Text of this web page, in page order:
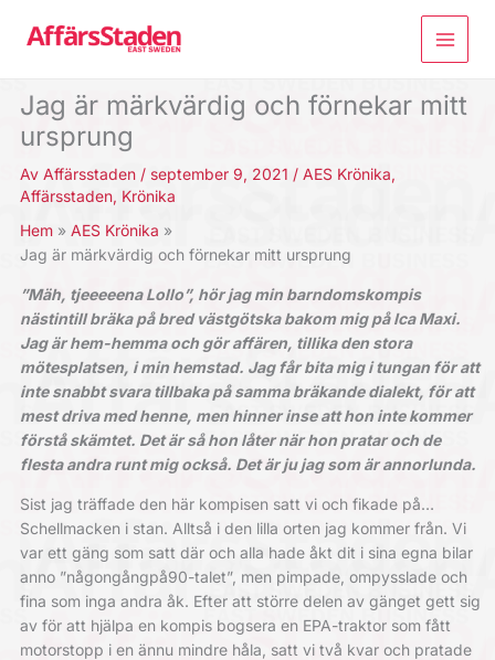
Jag är märkvärdig och förnekar mitt
ursprung
Av Affärsstaden / september 9, 2021 / AES Krönika,
Affärsstaden, Krönika
Hem
AES Krönika
Jag är märkvärdig och förnekar mitt ursprung
”Mäh, tjeeeeena Lollo”, hör jag min barndomskompis
nästintill bräka på bred västgötska bakom mig på Ica Maxi.
Jag är hem-hemma och gör affären, tillika den stora
mötesplatsen, i min hemstad. Jag får bita mig i tungan för att
inte snabbt svara tillbaka på samma bräkande dialekt, för att
mest driva med henne, men hinner inse att hon inte kommer
förstå skämtet. Det är så hon låter när hon pratar och de
flesta andra runt mig också. Det är ju jag som är annorlunda.
Sist jag träffade den här kompisen satt vi och fikade på…
Schellmacken i stan. Alltså i den lilla orten jag kommer från. Vi
var ett gäng som satt där och alla hade åkt dit i sina egna bilar
anno ”någongångpå90-talet”, men pimpade, ompysslade och
fina som inga andra åk. Efter att större delen av gänget gett sig
av för att hjälpa en kompis bogsera en EPA-traktor som fått
motorstopp i en ännu mindre håla, satt vi två kvar och pratade